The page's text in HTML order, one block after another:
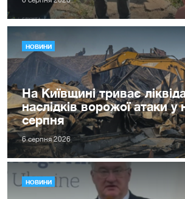
НОВИНИ
На Київщині триває
наслідків ворожої атаки у
серпня
6 серпня 2026
НОВИНИ